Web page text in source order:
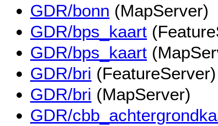
GDR/bonn (MapServer)
GDR/bps_kaart
GDR/bps_kaart
GDR/bri (FeatureServer)
GDR/bri (MapServer)
GDR/